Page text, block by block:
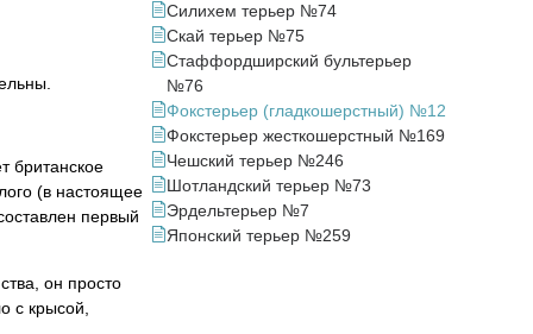
британское
(в настоящее
первый
он просто
с крысой,
Силихем терьер №74
Скай терьер №75
Стаффордширский бультерьер
№76
Фокстерьер (гладкошерстный) №12
Фокстерьер жесткошерстный №169
Чешский терьер №246
Шотландский терьер №73
Эрдельтерьер №7
Японский терьер №259